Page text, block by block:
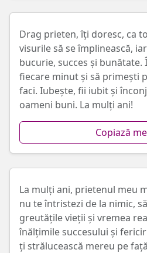
Drag prieten, îți doresc, ca
visurile să se împlinească,
bucurie, succes și bunătate.
fiecare minut și să primești
faci. Iubește, fii iubit și
oameni buni. La mulți ani!
Copiază
La mulți ani, prietenul meu
nu te întristezi de la nimic,
greutățile vieții și vremea
înălțimile succesului și
ți strălucească mereu pe